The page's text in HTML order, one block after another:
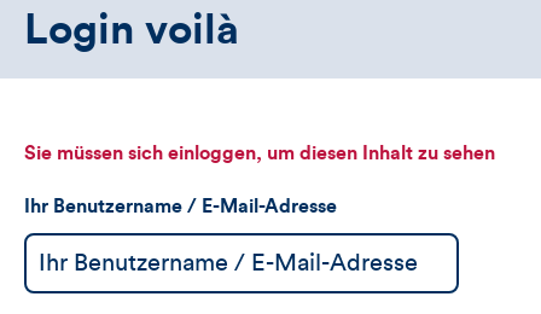
sehen
Login voilà
Sie müssen sich einloggen, um diesen Inhalt zu sehen
Ihr Benutzername / E-Mail-Adresse